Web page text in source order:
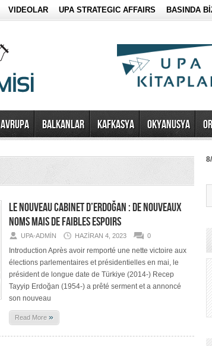
VIDEOLAR UPA STRATEGIC AFFAIRS BASINDA
AVRUPA BALKANLAR KAFKASYA OKYANUSYA
LE NOUVEAU CABINET D’ERDOĞAN : DE NOUVEAUX
NOMS MAIS DE FAIBLES ESPOIRS
UPA-ADMIN HAZIRAN 4, 2023 0
Introduction Après avoir remporté une nette victoire aux
élections parlementaires et présidentielles en mai, le
président de longue date de Türkiye (2014-) Recep
Tayyip Erdoğan (1954-) a prêté serment et a annoncé
son nouveau
Read More »